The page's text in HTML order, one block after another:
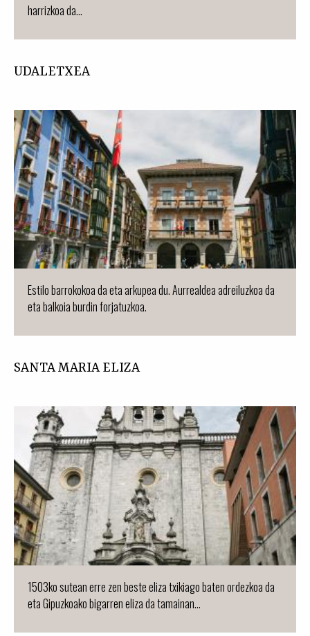
harrizkoa da...
UDALETXEA
Estilo barrokokoa da eta arkupea du. Aurrealdea adreiluzkoa da
eta balkoia burdin forjatuzkoa.
SANTA MARIA ELIZA
1503ko sutean erre zen beste eliza txikiago baten ordezkoa da
eta Gipuzkoako bigarren eliza da tamainan...